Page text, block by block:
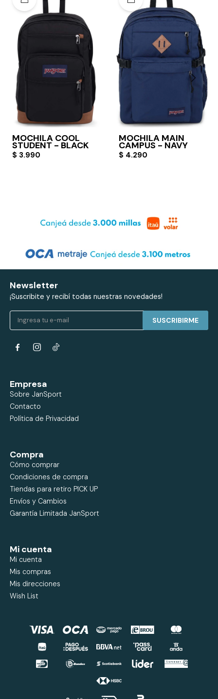
MOCHILA COOL
STUDENT - BLACK
$ 3.990
MOCHILA MAIN
CAMPUS - NAVY
$ 4.290
Newsletter
¡Suscribite y recibí todas nuestras novedades!
SUSCRIBIRME
 
Empresa
Sobre JanSport
Contacto
Política de Privacidad
Compra
Cómo comprar
Condiciones de compra
Tiendas para retiro PICK UP
Envíos y Cambios
Garantía Limitada JanSport
Mi cuenta
Mi cuenta
Mis compras
Mis direcciones
Wish List